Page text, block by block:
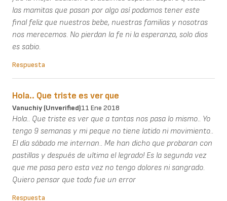
las mamitas que pasan por algo así podamos tener este
final feliz que nuestros bebe, nuestras familias y nosotras
nos merecemos. No pierdan la fe ni la esperanza, solo dios
es sabio.
Respuesta
Hola.. Que triste es ver que
Vanuchiy (unverified)11 Ene 2018
Hola.. Que triste es ver que a tantas nos pasa lo mismo.. Yo
tengo 9 semanas y mi peque no tiene latido ni movimiento..
El día sábado me internan.. Me han dicho que probaran con
pastillas y después de ultima el legrado! Es la segunda vez
que me pasa pero esta vez no tengo dolores ni sangrado.
Quiero pensar que todo fue un error
Respuesta